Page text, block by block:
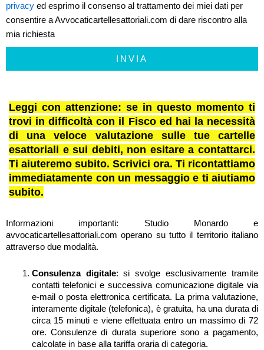
privacy ed esprimo il consenso al trattamento dei miei dati per
consentire a Avvocaticartellesattoriali.com di dare riscontro alla
mia richiesta
INVIA
Leggi con attenzione: se in questo momento ti
trovi in difficoltà con il Fisco ed hai la necessità
di una veloce valutazione sulle tue cartelle
esattoriali e sui debiti, non esitare a contattarci.
Ti aiuteremo subito. Scrivici ora. Ti ricontattiamo
immediatamente con un messaggio e ti aiutiamo
subito.
Informazioni importanti: Studio Monardo e
avvocaticartellesattoriali.com operano su tutto il territorio italiano
attraverso due modalità.
Consulenza digitale: si svolge esclusivamente tramite
contatti telefonici e successiva comunicazione digitale via
e-mail o posta elettronica certificata. La prima valutazione,
interamente digitale (telefonica), è gratuita, ha una durata di
circa 15 minuti e viene effettuata entro un massimo di 72
ore. Consulenze di durata superiore sono a pagamento,
calcolate in base alla tariffa oraria di categoria.